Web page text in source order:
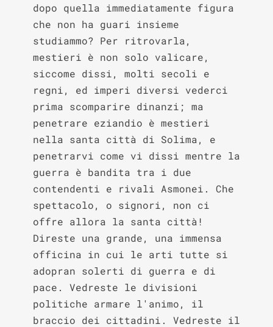
dopo quella immediatamente figura
che non ha guari insieme
studiammo? Per ritrovarla,
mestieri è non solo valicare,
siccome dissi, molti secoli e
regni, ed imperi diversi vederci
prima scomparire dinanzi; ma
penetrare eziandio è mestieri
nella santa città di Solima, e
penetrarvi come vi dissi mentre la
guerra è bandita tra i due
contendenti e rivali Asmonei. Che
spettacolo, o signori, non ci
offre allora la santa città!
Direste una grande, una immensa
officina in cui le arti tutte si
adopran solerti di guerra e di
pace. Vedreste le divisioni
politiche armare l'animo, il
braccio dei cittadini. Vedreste il